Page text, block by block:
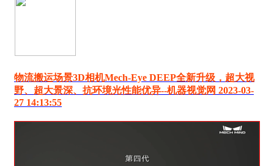
物流搬运场景3D相机Mech-Eye DEEP全新升级，超大视
野、超大景深、抗环境光性能优异--机器视觉网 2023-03-
27 14:13:55